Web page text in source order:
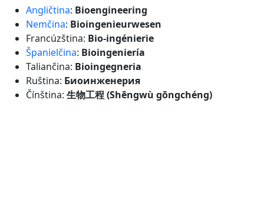
Angličtina: Bioengineering
Nemčina: Bioingenieurwesen
Francúzština: Bio-ingénierie
Španielčina: Bioingeniería
Taliančina: Bioingegneria
Ruština: Биоинженерия
Čínština: 生物工程 (Shēngwù gōngchéng)